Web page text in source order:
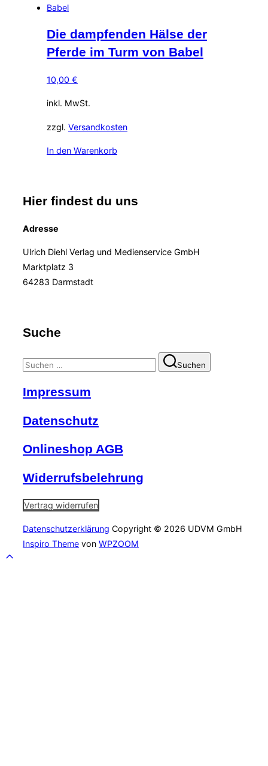
Die dampfenden Hälse der
Pferde im Turm von Babel
10,00 €
inkl. MwSt.
zzgl. Versandkosten
In den Warenkorb
Hier findest du uns
Adresse
Ulrich Diehl Verlag und Medienservice GmbH
Marktplatz 3
64283 Darmstadt
Suche
Suchen
nach:
Suchen
Impressum
Datenschutz
Onlineshop AGB
Widerrufsbelehrung
Vertrag widerrufen
Datenschutzerklärung Copyright © 2026 UDVM GmbH
Inspiro Theme von WPZOOM